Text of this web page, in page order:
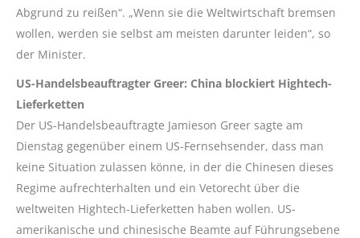
Abgrund zu reißen“. „Wenn sie die Weltwirtschaft bremsen
wollen, werden sie selbst am meisten darunter leiden“, so
der Minister.
US-Handelsbeauftragter Greer: China blockiert Hightech-
Lieferketten
Der US-Handelsbeauftragte Jamieson Greer sagte am
Dienstag gegenüber einem US-Fernsehsender, dass man
keine Situation zulassen könne, in der die Chinesen dieses
Regime aufrechterhalten und ein Vetorecht über die
weltweiten Hightech-Lieferketten haben wollen. US-
amerikanische und chinesische Beamte auf Führungsebene